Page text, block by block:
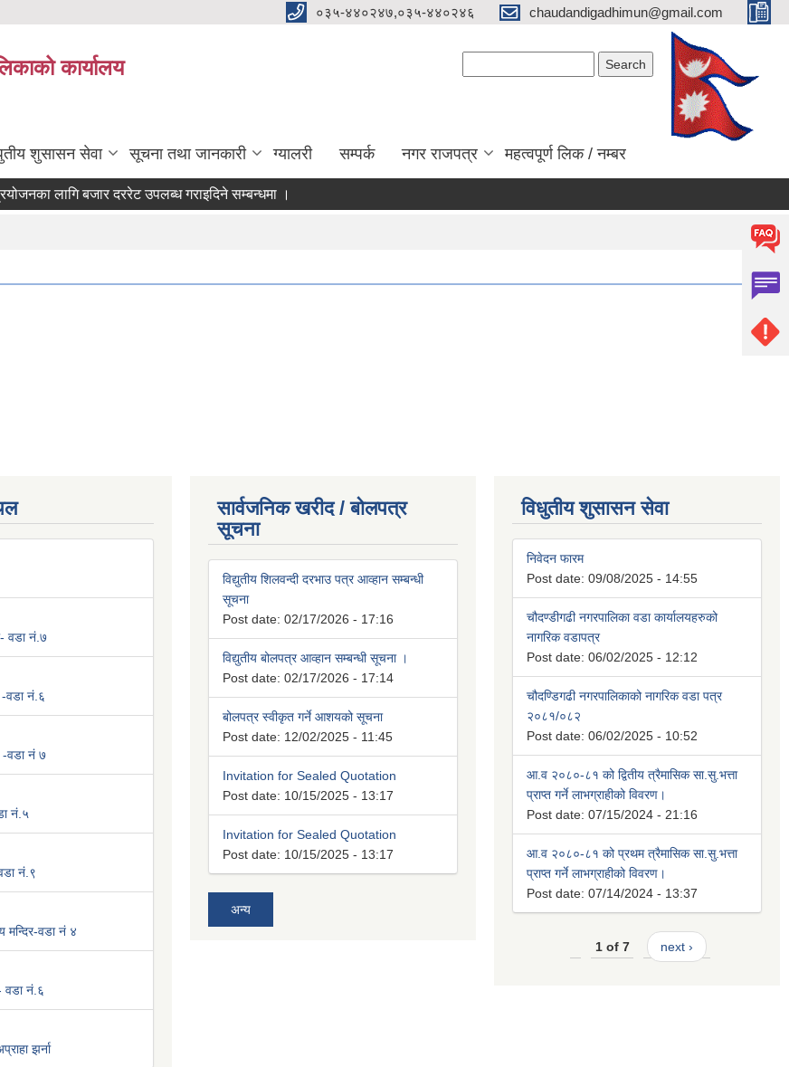
०३५-४४०२४७,०३५-४४०२४६ chaudandigadhimun@gmail.com
कार्यालय
शुसासन सेवा सूचना तथा जानकारी ग्यालरी सम्पर्क नगर राजपत्र महत्वपूर्ण लिक / नम्बर
लागि बजार दररेट उपलब्ध गराइदिने सम्बन्धमा ।
सम्वन्धी सूचना।
वडा नं.७
-वडा नं.६
-वडा नं ७
नं.५
नं.९
मन्दिर-वडा नं ४
वडा नं.६
झर्ना
सार्वजनिक खरीद / बोलपत्र
सूचना
विद्युतीय शिलवन्दी दरभाउ पत्र आव्हान सम्बन्धी
सूचना
Post date: 02/17/2026 - 17:16
विद्युतीय बोलपत्र आव्हान सम्बन्धी सूचना ।
Post date: 02/17/2026 - 17:14
बोलपत्र स्वीकृत गर्ने आशयको सूचना
Post date: 12/02/2025 - 11:45
Invitation for Sealed Quotation
Post date: 10/15/2025 - 13:17
Invitation for Sealed Quotation
Post date: 10/15/2025 - 13:17
अन्य
विधुतीय शुसासन सेवा
निवेदन फारम
Post date: 09/08/2025 - 14:55
चौदण्डीगढी नगरपालिका वडा कार्यालयहरुको
नागरिक वडापत्र
Post date: 06/02/2025 - 12:12
चौदण्डिगढी नगरपालिकाको नागरिक वडा पत्र
२०८१/०८२
Post date: 06/02/2025 - 10:52
आ.व २०८०-८१ को द्वितीय त्रैमासिक सा.सु.भत्ता
प्राप्त गर्ने लाभग्राहीको विवरण।
Post date: 07/15/2024 - 21:16
आ.व २०८०-८१ को प्रथम त्रैमासिक सा.सु.भत्ता
प्राप्त गर्ने लाभग्राहीको विवरण।
Post date: 07/14/2024 - 13:37
1 of 7 next ›